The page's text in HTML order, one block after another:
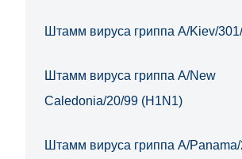
Штамм вируса гриппа A/Kiev/
Штамм вируса гриппа A/New
Caledonia/20/99 (H1N1)
Штамм вируса гриппа A/